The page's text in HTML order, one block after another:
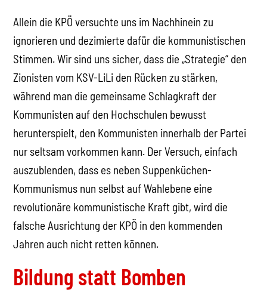
Allein die KPÖ versuchte uns im Nachhinein zu
ignorieren und dezimierte dafür die kommunistischen
Stimmen. Wir sind uns sicher, dass die „Strategie“ den
Zionisten vom KSV-LiLi den Rücken zu stärken,
während man die gemeinsame Schlagkraft der
Kommunisten auf den Hochschulen bewusst
herunterspielt, den Kommunisten innerhalb der Partei
nur seltsam vorkommen kann. Der Versuch, einfach
auszublenden, dass es neben Suppenküchen-
Kommunismus nun selbst auf Wahlebene eine
revolutionäre kommunistische Kraft gibt, wird die
falsche Ausrichtung der KPÖ in den kommenden
Jahren auch nicht retten können.
Bildung statt Bomben